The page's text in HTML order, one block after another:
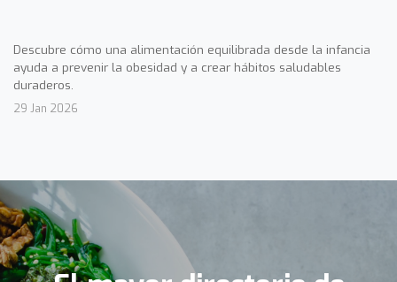
Descubre cómo una alimentación equilibrada desde la infancia
ayuda a prevenir la obesidad y a crear hábitos saludables
duraderos.
29 Jan 2026